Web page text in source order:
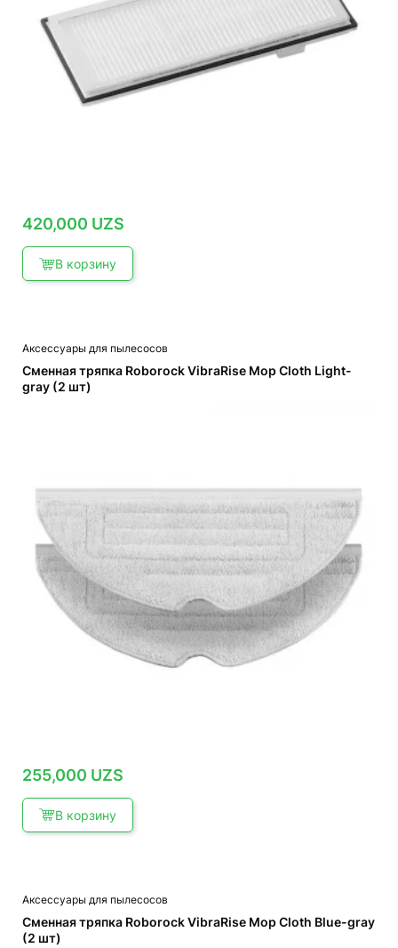
420,000 UZS
В корзину
Аксессуары для пылесосов
Сменная тряпка Roborock VibraRise Mop Cloth Light-
gray (2 шт)
255,000 UZS
В корзину
Аксессуары для пылесосов
Сменная тряпка Roborock VibraRise Mop Cloth Blue-gray
(2 шт)